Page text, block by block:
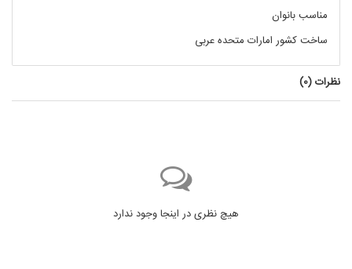
مناسب بانوان
ساخت کشور امارات متحده عربی
نظرات (0
)
هیچ نظری در اینجا وجود ندارد